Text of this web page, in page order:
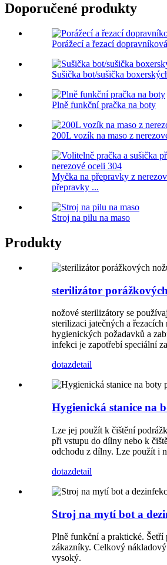
Doporučené produkty
Porážecí a řezací
Sušička bot/sušička
Plně funkční pračka na boty
200L vozík na maso z
Myčka na přepravky z
přepravky ...
Stroj na pilu na maso
Produkty
sterilizátor
nožové sterilizátory se
sterilizaci jatečných a řezacích
hygienických požadavků a
infekci je zapotřebí speciální
dotazdetail
Hygienická stanice na
Lze jej použít k čištění
při vstupu do dílny nebo k
odchodu z dílny. Lze použít i
dotazdetail
Stroj na mytí bot a
Plně funkční a praktické. Šetří
zákazníky. Celkový
vysoký.